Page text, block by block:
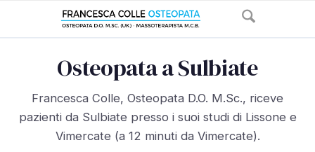
Osteopata a Sulbiate
Francesca Colle, Osteopata D.O. M.Sc., riceve
pazienti da Sulbiate presso i suoi studi di Lissone e
Vimercate (a 12 minuti da Vimercate).